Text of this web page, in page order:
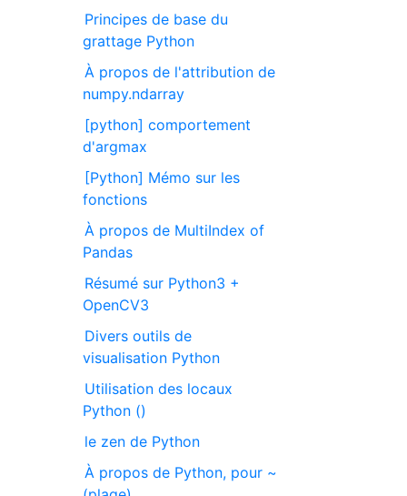
Principes de base du
grattage Python
À propos de l'attribution de
numpy.ndarray
[python] comportement
d'argmax
[Python] Mémo sur les
fonctions
À propos de MultiIndex of
Pandas
Résumé sur Python3 +
OpenCV3
Divers outils de
visualisation Python
Utilisation des locaux
Python ()
le zen de Python
À propos de Python, pour ~